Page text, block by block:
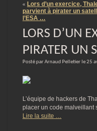
« Lors d’un exercice,
parvient à pirater un
l’ESA …
LORS D’UN
PIRATER UN
Posté par Arnaud Pelletier le 25
L’équipe de hackers de
placer un code malveillant
Lire la suite …